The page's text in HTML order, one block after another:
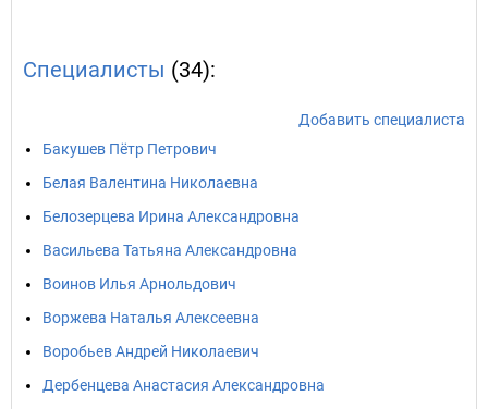
Специалисты (34):
Добавить специалиста
Бакушев Пётр Петрович
Белая Валентина Николаевна
Белозерцева Ирина Александровна
Васильева Татьяна Александровна
Воинов Илья Арнольдович
Воржева Наталья Алексеевна
Воробьев Андрей Николаевич
Дербенцева Анастасия Александровна